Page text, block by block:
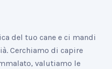
del tuo cane e ci mandi
Cerchiamo di capire
valutiamo le